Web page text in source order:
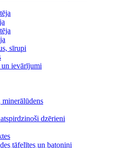
sīrupi
ievārījumi
minerālūdens
dzērieni
tāfelītes un batoniņi